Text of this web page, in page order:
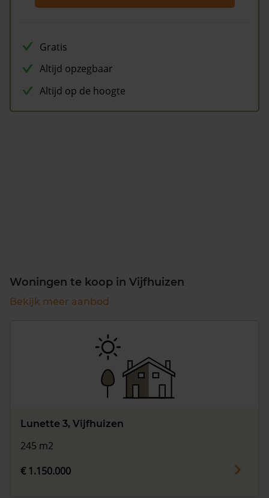
Gratis
Altijd opzegbaar
Altijd op de hoogte
Woningen te koop in Vijfhuizen
Bekijk meer aanbod
Lunette 3, Vijfhuizen
245 m2
€ 1.150.000